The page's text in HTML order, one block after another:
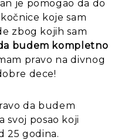
je pomogao da do
koje sam
zbog kojih sam
budem kompletno
pravo na divnog
dece!
da budem
svoj posao koji
25 godina.